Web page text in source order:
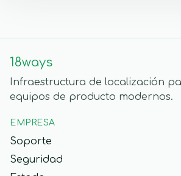
18ways
Infraestructura de localización
equipos de producto modernos.
EMPRESA
Soporte
Seguridad